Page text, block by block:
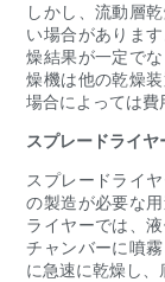
しかし、流動層
い場合がありま
燥結果が一定で
燥機は他の乾燥
場合によっては費
スプレードライヤ
スプレードライ
の製造が必要な
ライヤーでは、
チャンバーに噴
に急速に乾燥し、